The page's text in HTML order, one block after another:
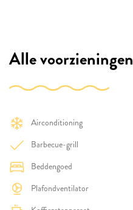
Alle voorzieningen
Airconditioning
Barbecue-grill
Beddengoed
Plafondventilator